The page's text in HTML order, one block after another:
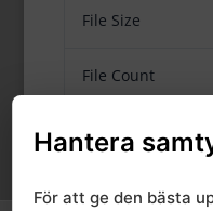
File Size
File Count
Create Date
Last Updated
Hantera
För att ge den bästa